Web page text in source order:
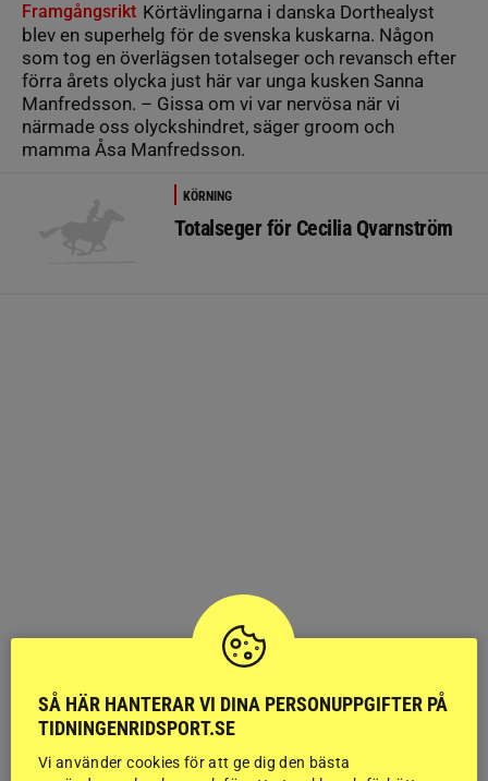
Framgångsrikt Körtävlingarna i danska Dorthealyst
blev en superhelg för de svenska kuskarna. Någon
som tog en överlägsen totalseger och revansch efter
förra årets olycka just här var unga kusken Sanna
Manfredsson. – Gissa om vi var nervösa när vi
närmade oss olyckshindret, säger groom och
mamma Åsa Manfredsson.
KÖRNING
Totalseger för Cecilia Qvarnström
SÅ HÄR HANTERAR VI DINA PERSONUPPGIFTER PÅ
TIDNINGENRIDSPORT.SE
Vi använder cookies för att ge dig den bästa